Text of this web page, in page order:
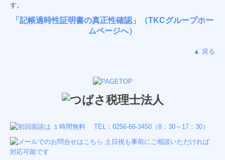
す。
「記帳適時性証明書の真正性確認」（TKCグループホー
ムページへ）
▲ 戻る